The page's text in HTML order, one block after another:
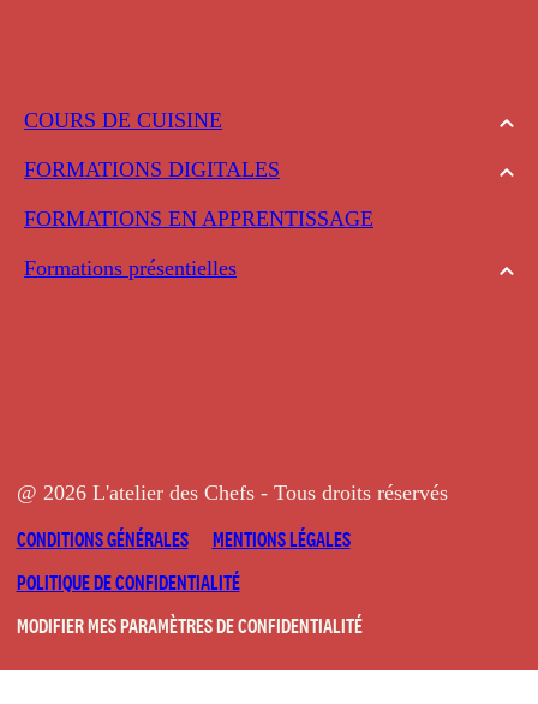
COURS DE CUISINE
FORMATIONS DIGITALES
FORMATIONS EN APPRENTISSAGE
Formations présentielles
@ 2026 L'atelier des Chefs - Tous droits réservés
CONDITIONS GÉNÉRALES
MENTIONS LÉGALES
POLITIQUE DE CONFIDENTIALITÉ
MODIFIER MES PARAMÈTRES DE CONFIDENTIALITÉ